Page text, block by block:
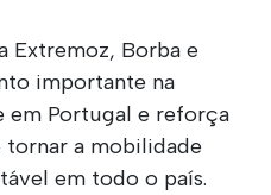
Extremoz, Borba e
importante na
em Portugal e reforça
tornar a mobilidade
em todo o país.